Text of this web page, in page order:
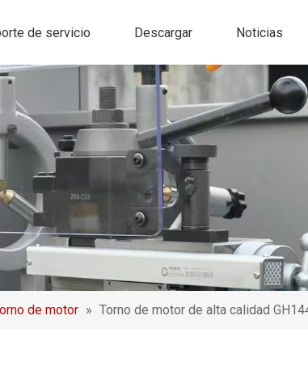
de servicio Descargar Noticias
de motor » Torno de motor de alta calidad